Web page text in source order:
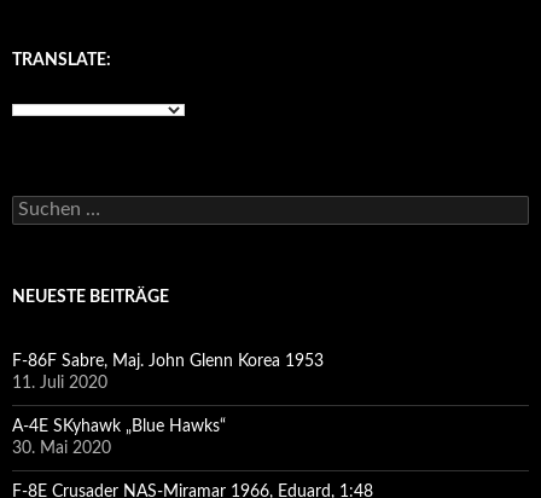
TRANSLATE:
Suchen
nach:
NEUESTE BEITRÄGE
F-86F Sabre, Maj. John Glenn Korea 1953
11. Juli 2020
A-4E SKyhawk „Blue Hawks“
30. Mai 2020
F-8E Crusader NAS-Miramar 1966, Eduard, 1:48